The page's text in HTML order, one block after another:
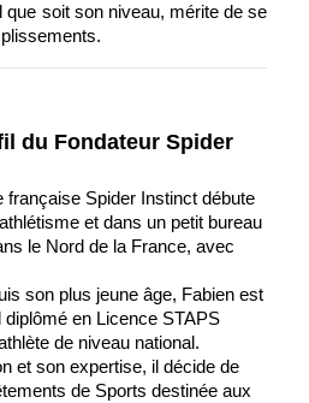
que soit son niveau, mérite de se
du Fondateur Spider
française Spider Instinct débute
et dans un petit bureau
le Nord de la France, avec
son plus jeune âge, Fabien est
en Licence STAPS
de niveau national.
et son expertise, il décide de
de Sports destinée aux